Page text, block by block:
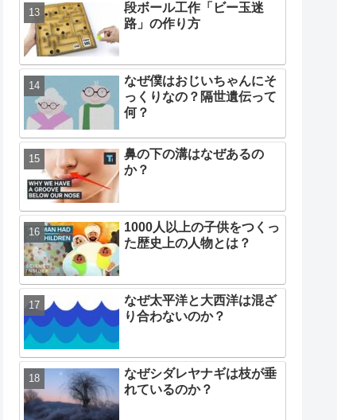
段ボール工作「ビー玉迷
路」の作り方
なぜ僕はおじいちゃんにそ
っくりなの？隔世遺伝って
何？
鼻の下の溝はなぜあるの
か？
1000人以上の子供をつくっ
た歴史上の人物とは？
なぜ太平洋と大西洋は混ざ
り合わないのか？
なぜシダレヤナギは枝が垂
れているのか？